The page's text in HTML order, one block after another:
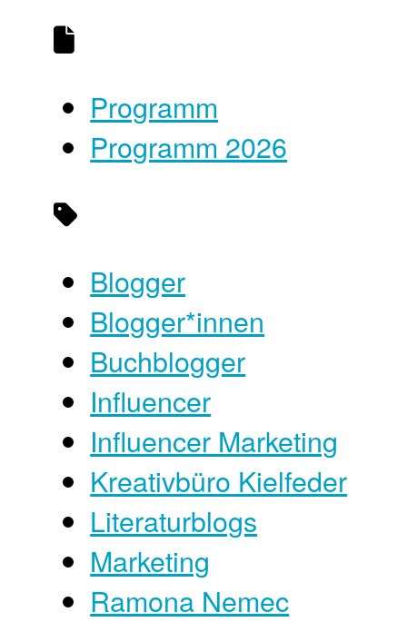
Programm
Programm 2026
Blogger
Blogger*innen
Buchblogger
Influencer
Influencer Marketing
Kreativbüro Kielfeder
Literaturblogs
Marketing
Ramona Nemec